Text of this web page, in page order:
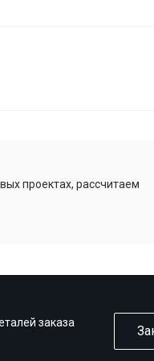
проектах, рассчитаем
заказа